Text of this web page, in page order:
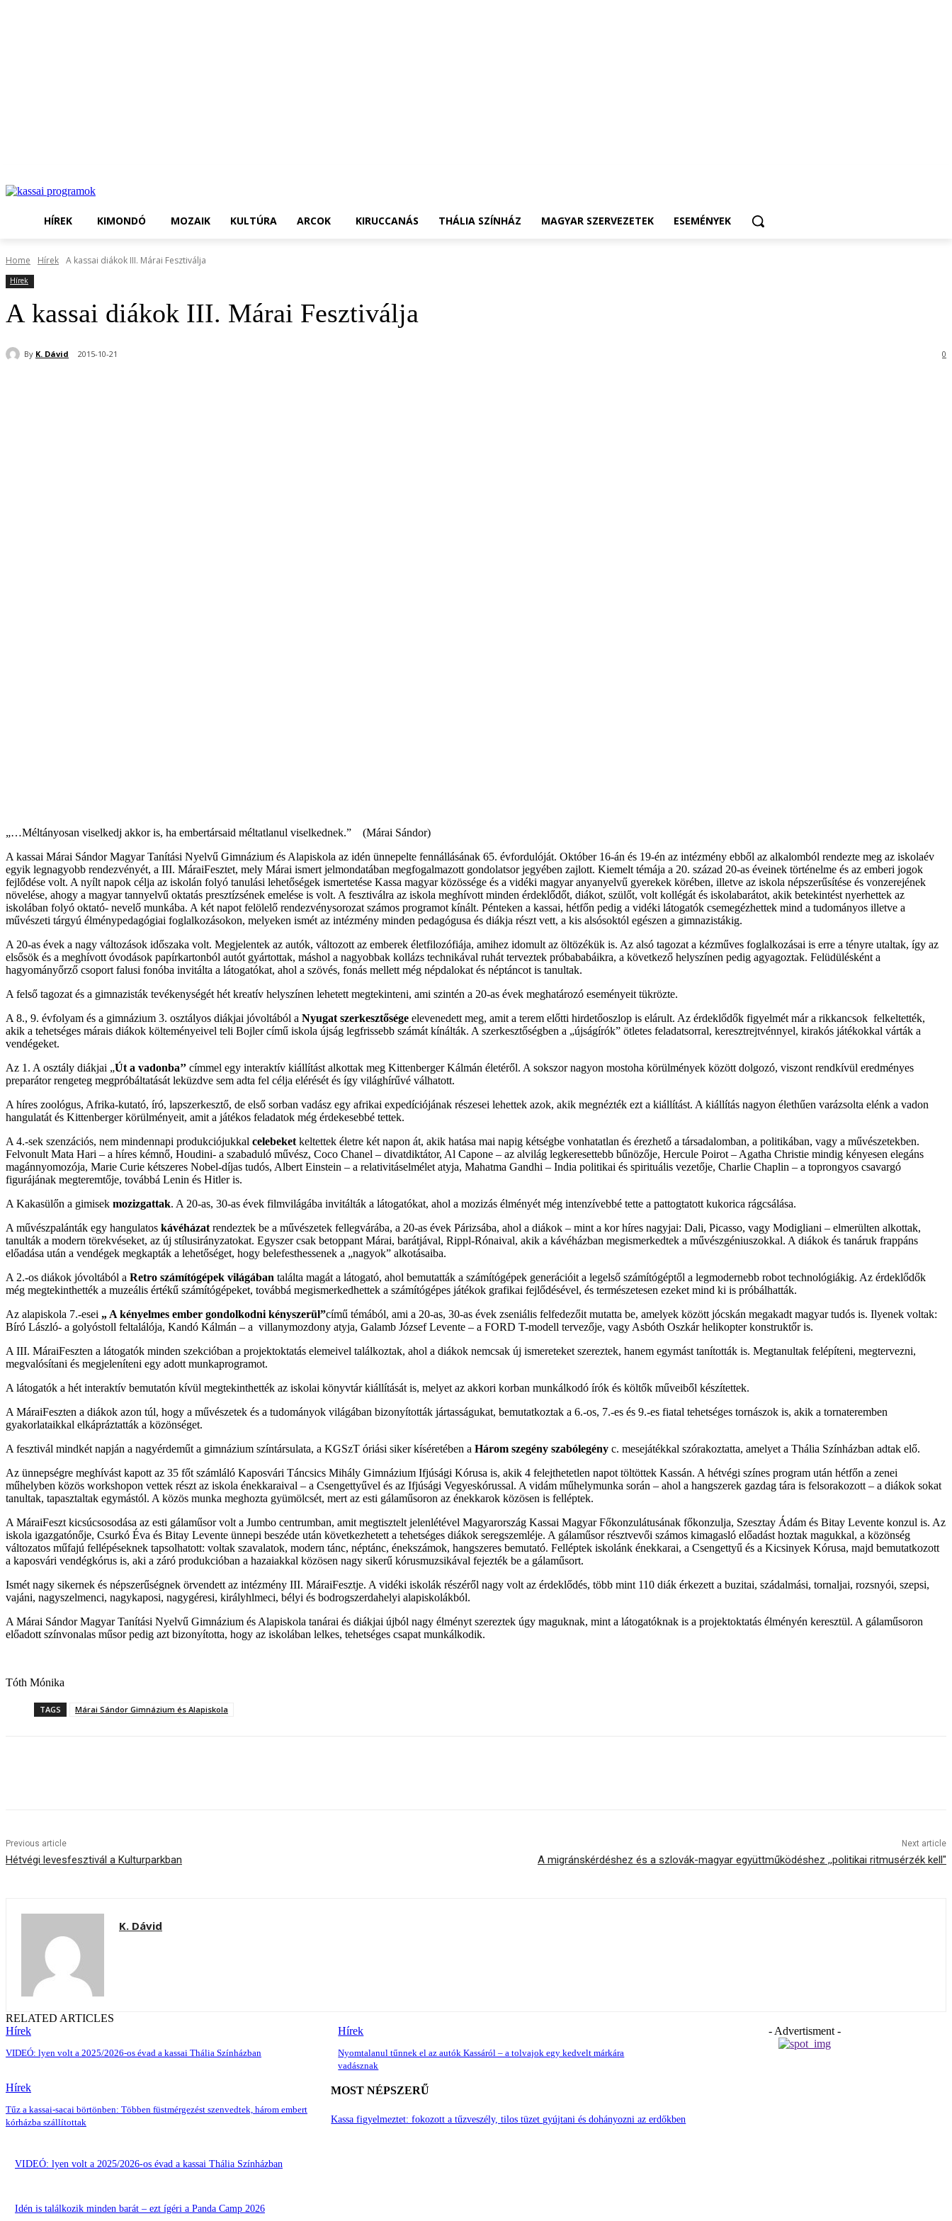
HÍREK KIMONDÓ MOZAIK KULTÚRA ARCOK KIRUCCANÁS THÁLIA SZÍNHÁZ MAGYAR SZERVEZETEK ESEMÉNYEK
Home Hírek A kassai diákok III. Márai Fesztiválja
Hírek
A kassai diákok III. Márai Fesztiválja
By K. Dávid 2015-10-21 0
„…Méltányosan viselkedj akkor is, ha embertársaid méltatlanul viselkednek.” (Márai Sándor)
A kassai Márai Sándor Magyar Tanítási Nyelvű Gimnázium és Alapiskola az idén ünnepelte fennállásának 65. évfordulóját. Október 16-án és 19-én az intézmény ebből az alkalomból rendezte meg az iskolaév
egyik legnagyobb rendezvényét, a III. MáraiFesztet, mely Márai ismert jelmondatában megfogalmazott gondolatsor jegyében zajlott. Kiemelt témája a 20. század 20-as éveinek történelme és az emberi jogok
fejlődése volt. A nyílt napok célja az iskolán folyó tanulási lehetőségek ismertetése Kassa magyar közössége és a vidéki magyar anyanyelvű gyerekek körében, illetve az iskola népszerűsítése és vonzerejének
növelése, ahogy a magyar tannyelvű oktatás presztízsének emelése is volt. A fesztiválra az iskola meghívott minden érdeklődőt, diákot, szülőt, volt kollégát és iskolabarátot, akik betekintést nyerhettek az
iskolában folyó oktató- nevelő munkába. A két napot felölelő rendezvénysorozat számos programot kínált. Pénteken a kassai, hétfőn pedig a vidéki látogatók csemegézhettek mind a tudományos illetve a
művészeti tárgyú élménypedagógiai foglalkozásokon, melyeken ismét az intézmény minden pedagógusa és diákja részt vett, a kis alsósoktól egészen a gimnazistákig.
A 20-as évek a nagy változások időszaka volt. Megjelentek az autók, változott az emberek életfilozófiája, amihez idomult az öltözékük is. Az alsó tagozat a kézműves foglalkozásai is erre a tényre utaltak, így az
elsősök és a meghívott óvodások papírkartonból autót gyártottak, máshol a nagyobbak kollázs technikával ruhát terveztek próbababáikra, a következő helyszínen pedig agyagoztak. Felüdülésként a
hagyományőrző csoport falusi fonóba invitálta a látogatókat, ahol a szövés, fonás mellett még népdalokat és néptáncot is tanultak.
A felső tagozat és a gimnazisták tevékenységét hét kreatív helyszínen lehetett megtekinteni, ami szintén a 20-as évek meghatározó eseményeit tükrözte.
A 8., 9. évfolyam és a gimnázium 3. osztályos diákjai jóvoltából a Nyugat szerkesztősége elevenedett meg, amit a terem előtti hirdetőoszlop is elárult. Az érdeklődők figyelmét már a rikkancsok felkeltették,
akik a tehetséges márais diákok költeményeivel teli Bojler című iskola újság legfrissebb számát kínálták. A szerkesztőségben a „újságírók” ötletes feladatsorral, keresztrejtvénnyel, kirakós játékokkal várták a
vendégeket.
Az 1. A osztály diákjai „Út a vadonba’’ címmel egy interaktív kiállítást alkottak meg Kittenberger Kálmán életéről. A sokszor nagyon mostoha körülmények között dolgozó, viszont rendkívül eredményes
preparátor rengeteg megpróbáltatását leküzdve sem adta fel célja elérését és így világhírűvé válhatott.
A híres zoológus, Afrika-kutató, író, lapszerkesztő, de első sorban vadász egy afrikai expedíciójának részesei lehettek azok, akik megnézték ezt a kiállítást. A kiállítás nagyon élethűen varázsolta elénk a vadon
hangulatát és Kittenberger körülményeit, amit a játékos feladatok még érdekesebbé tettek.
A 4.-sek szenzációs, nem mindennapi produkciójukkal celebeket keltettek életre két napon át, akik hatása mai napig kétségbe vonhatatlan és érezhető a társadalomban, a politikában, vagy a művészetekben.
Felvonult Mata Hari – a híres kémnő, Houdini- a szabaduló művész, Coco Chanel – divatdiktátor, Al Capone – az alvilág legkeresettebb bűnözője, Hercule Poirot – Agatha Christie mindig kényesen elegáns
magánnyomozója, Marie Curie kétszeres Nobel-díjas tudós, Albert Einstein – a relativitáselmélet atyja, Mahatma Gandhi – India politikai és spirituális vezetője, Charlie Chaplin – a toprongyos csavargó
figurájának megteremtője, továbbá Lenin és Hitler is.
A Kakasülőn a gimisek mozizgattak. A 20-as, 30-as évek filmvilágába invitálták a látogatókat, ahol a mozizás élményét még intenzívebbé tette a pattogtatott kukorica rágcsálása.
A művészpalánták egy hangulatos kávéházat rendeztek be a művészetek fellegvárába, a 20-as évek Párizsába, ahol a diákok – mint a kor híres nagyjai: Dali, Picasso, vagy Modigliani – elmerülten alkottak,
tanulták a modern törekvéseket, az új stílusirányzatokat. Egyszer csak betoppant Márai, barátjával, Rippl-Rónaival, akik a kávéházban megismerkedtek a művészgéniuszokkal. A diákok és tanáruk frappáns
előadása után a vendégek megkapták a lehetőséget, hogy belefesthessenek a „nagyok” alkotásaiba.
A 2.-os diákok jóvoltából a Retro számítógépek világában találta magát a látogató, ahol bemutatták a számítógépek generációit a legelső számítógéptől a legmodernebb robot technológiákig. Az érdeklődők
még megtekinthették a muzeális értékű számítógépeket, továbbá megismerkedhettek a számítógépes játékok grafikai fejlődésével, és természetesen ezeket mind ki is próbálhatták.
Az alapiskola 7.-esei „ A kényelmes ember gondolkodni kényszerül”című témából, ami a 20-as, 30-as évek zseniális felfedezőit mutatta be, amelyek között jócskán megakadt magyar tudós is. Ilyenek voltak:
Bíró László- a golyóstoll feltalálója, Kandó Kálmán – a villanymozdony atyja, Galamb József Levente – a FORD T-modell tervezője, vagy Asbóth Oszkár helikopter konstruktőr is.
A III. MáraiFeszten a látogatók minden szekcióban a projektoktatás elemeivel találkoztak, ahol a diákok nemcsak új ismereteket szereztek, hanem egymást tanították is. Megtanultak felépíteni, megtervezni,
megvalósítani és megjeleníteni egy adott munkaprogramot.
A látogatók a hét interaktív bemutatón kívül megtekinthették az iskolai könyvtár kiállítását is, melyet az akkori korban munkálkodó írók és költők műveiből készítettek.
A MáraiFeszten a diákok azon túl, hogy a művészetek és a tudományok világában bizonyították jártasságukat, bemutatkoztak a 6.-os, 7.-es és 9.-es fiatal tehetséges tornászok is, akik a tornateremben
gyakorlataikkal elkápráztatták a közönséget.
A fesztivál mindkét napján a nagyérdeműt a gimnázium színtársulata, a KGSzT óriási siker kíséretében a Három szegény szabólegény c. mesejátékkal szórakoztatta, amelyet a Thália Színházban adtak elő.
Az ünnepségre meghívást kapott az 35 főt számláló Kaposvári Táncsics Mihály Gimnázium Ifjúsági Kórusa is, akik 4 felejthetetlen napot töltöttek Kassán. A hétvégi színes program után hétfőn a zenei
műhelyben közös workshopon vettek részt az iskola énekkaraival – a Csengettyűvel és az Ifjúsági Vegyeskórussal. A vidám műhelymunka során – ahol a hangszerek gazdag tára is felsorakozott – a diákok sokat
tanultak, tapasztaltak egymástól. A közös munka meghozta gyümölcsét, mert az esti gálaműsoron az énekkarok közösen is felléptek.
A MáraiFeszt kicsúcsosodása az esti gálaműsor volt a Jumbo centrumban, amit megtisztelt jelenlétével Magyarország Kassai Magyar Főkonzulátusának főkonzulja, Szesztay Ádám és Bitay Levente konzul is. Az
iskola igazgatónője, Csurkó Éva és Bitay Levente ünnepi beszéde után következhetett a tehetséges diákok seregszemléje. A gálaműsor résztvevői számos kimagasló előadást hoztak magukkal, a közönség
változatos műfajú fellépéseknek tapsolhatott: voltak szavalatok, modern tánc, néptánc, énekszámok, hangszeres bemutató. Felléptek iskolánk énekkarai, a Csengettyű és a Kicsinyek Kórusa, majd bemutatkozott
a kaposvári vendégkórus is, aki a záró produkcióban a hazaiakkal közösen nagy sikerű kórusmuzsikával fejezték be a gálaműsort.
Ismét nagy sikernek és népszerűségnek örvendett az intézmény III. MáraiFesztje. A vidéki iskolák részéről nagy volt az érdeklődés, több mint 110 diák érkezett a buzitai, szádalmási, tornaljai, rozsnyói, szepsi,
vajáni, nagyszelmenci, nagykaposi, nagygéresi, királyhlmeci, bélyi és bodrogszerdahelyi alapiskolákból.
A Márai Sándor Magyar Tanítási Nyelvű Gimnázium és Alapiskola tanárai és diákjai újból nagy élményt szereztek úgy maguknak, mint a látogatóknak is a projektoktatás élményén keresztül. A gálaműsoron
előadott színvonalas műsor pedig azt bizonyította, hogy az iskolában lelkes, tehetséges csapat munkálkodik.
Tóth Mónika
TAGS Márai Sándor Gimnázium és Alapiskola
Previous article
Hétvégi levesfesztivál a Kulturparkban
Next article
A migránskérdéshez és a szlovák-magyar együttműködéshez ,,politikai ritmusérzék kell"
K. Dávid
RELATED ARTICLES
Hírek
VIDEÓ: lyen volt a 2025/2026-os évad a kassai Thália Színházban
Hírek
Nyomtalanul tűnnek el az autók Kassáról – a tolvajok egy kedvelt márkára
vadásznak
Hírek
Tűz a kassai-sacai börtönben: Többen füstmérgezést szenvedtek, három embert
kórházba szállítottak
- Advertisment -
MOST NÉPSZERŰ
Kassa figyelmeztet: fokozott a tűzveszély, tilos tüzet gyújtani és dohányozni az erdőkben
VIDEÓ: lyen volt a 2025/2026-os évad a kassai Thália Színházban
Idén is találkozik minden barát – ezt ígéri a Panda Camp 2026